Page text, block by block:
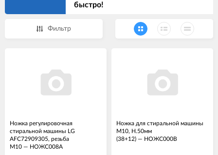
быстро!
Фильтр
Ножка регулировочная
стиральной машины LG
AFC72909305, резьба
М10 — НОЖС008А
Ножка для стиральной машины
M10, H.50мм
(38+12) — НОЖС000В